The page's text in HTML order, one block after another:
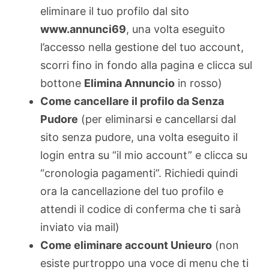
eliminare il tuo profilo dal sito
www.annunci69, una volta eseguito
l’accesso nella gestione del tuo account,
scorri fino in fondo alla pagina e clicca sul
bottone Elimina Annuncio in rosso)
Come cancellare il profilo da Senza
Pudore (per eliminarsi e cancellarsi dal
sito senza pudore, una volta eseguito il
login entra su “il mio account” e clicca su
“cronologia pagamenti”. Richiedi quindi
ora la cancellazione del tuo profilo e
attendi il codice di conferma che ti sarà
inviato via mail)
Come eliminare account Unieuro (non
esiste purtroppo una voce di menu che ti